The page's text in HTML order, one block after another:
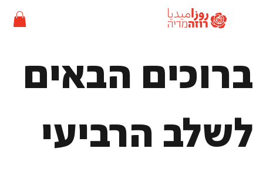
ברוכים הבאים
לשלב הרביעי